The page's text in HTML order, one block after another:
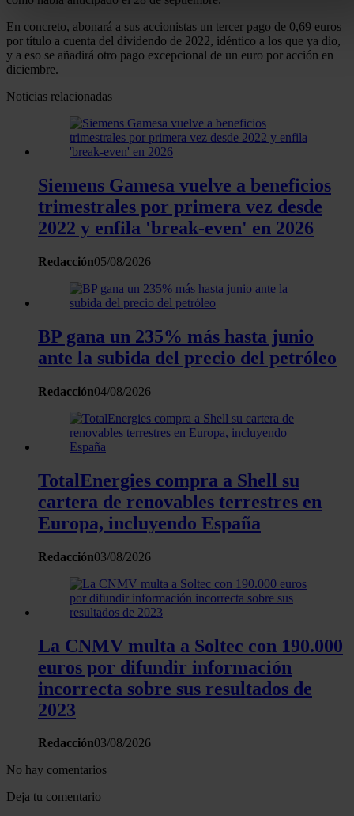
Obtenga más información sobre cómo se procesan sus
personales y establezca sus preferencias en lasección de
datos. Puede cambiar o retirar su consentimiento en
momento en la Declaración de cookies.
Las cookies de este sitio web se usan para personalizar el
contenido y los anuncios, ofrecer funciones de redes
uso que haga del sitio web con nuestros partners de redes
sociales, publicidad y análisis web, quienes pueden
con otra información que les haya proporcionado o que
En concreto, abonará a sus accionistas un tercer pago de 0,69 euros
por título a cuenta del dividendo de 2022, idéntico a los que ya dio,
y a eso se añadirá otro pago excepcional de un euro por acción en
diciembre.
Noticias relacionadas
Siemens Gamesa vuelve a beneficios
trimestrales por primera vez desde
2022 y enfila 'break-even' en 2026
Redacción05/08/2026
BP gana un 235% más hasta junio
ante la subida del precio del petróleo
Redacción04/08/2026
TotalEnergies compra a Shell su
cartera de renovables terrestres en
Europa, incluyendo España
Redacción03/08/2026
La CNMV multa a Soltec con 190.000
euros por difundir información
incorrecta sobre sus resultados de
2023
Redacción03/08/2026
No hay comentarios
Deja tu comentario